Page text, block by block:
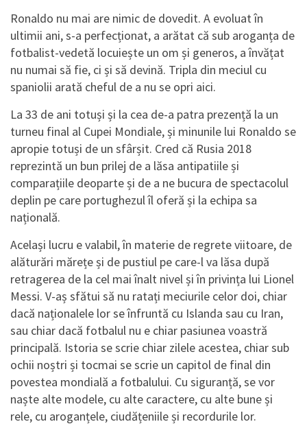
Ronaldo nu mai are nimic de dovedit. A evoluat în
ultimii ani, s-a perfecționat, a arătat că sub aroganța de
fotbalist-vedetă locuiește un om și generos, a învățat
nu numai să fie, ci și să devină. Tripla din meciul cu
spaniolii arată cheful de a nu se opri aici.
La 33 de ani totuși și la cea de-a patra prezență la un
turneu final al Cupei Mondiale, și minunile lui Ronaldo se
apropie totuși de un sfârșit. Cred că Rusia 2018
reprezintă un bun prilej de a lăsa antipatiile și
comparațiile deoparte și de a ne bucura de spectacolul
deplin pe care portughezul îl oferă și la echipa sa
națională.
Același lucru e valabil, în materie de regrete viitoare, de
alăturări mărețe și de pustiul pe care-l va lăsa după
retragerea de la cel mai înalt nivel și în privința lui Lionel
Messi. V-aș sfătui să nu ratați meciurile celor doi, chiar
dacă naționalele lor se înfruntă cu Islanda sau cu Iran,
sau chiar dacă fotbalul nu e chiar pasiunea voastră
principală. Istoria se scrie chiar zilele acestea, chiar sub
ochii noștri și tocmai se scrie un capitol de final din
povestea mondială a fotbalului. Cu siguranță, se vor
naște alte modele, cu alte caractere, cu alte bune și
rele, cu aroganțele, ciudățeniile și recordurile lor.